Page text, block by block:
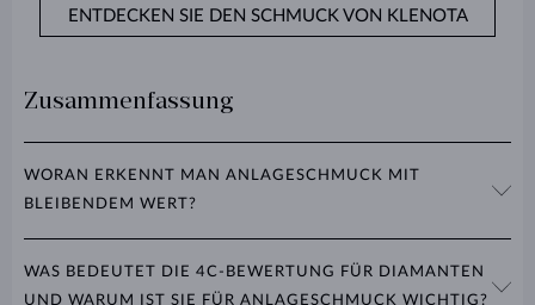
ENTDECKEN SIE DEN SCHMUCK VON KLENOTA
Zusammenfassung
WORAN ERKENNT MAN ANLAGESCHMUCK MIT
BLEIBENDEM WERT?
gefertigt und verfügt über eine dokumentierte Herkunft. Ein
WAS BEDEUTET DIE 4C-BEWERTUNG FÜR DIAMANTEN
UND WARUM IST SIE FÜR ANLAGESCHMUCK WICHTIG?